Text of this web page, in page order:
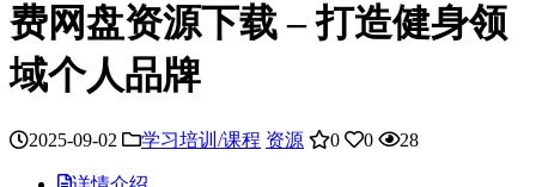
费网盘资源下载 – 打造健身领
域个人品牌
2025-09-02 学习培训/课程 资源 0 0 28